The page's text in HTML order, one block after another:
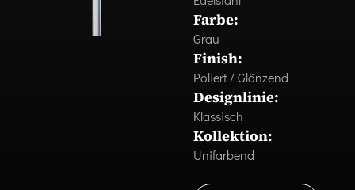
Farbe:
Grau
Finish:
Poliert / Glänzend
Designlinie:
Klassisch
Kollektion:
Unifarbend